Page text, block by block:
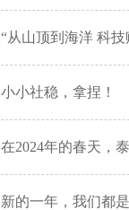
“从山顶到海洋 科
小小社稳，拿捏！
在2024年的春天，
新的一年，我们都